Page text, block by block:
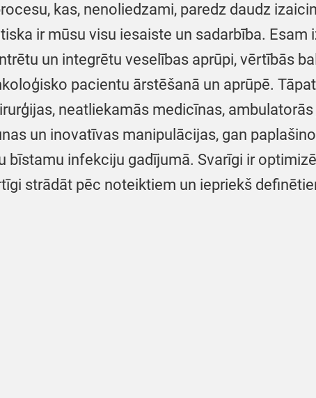
kas, nenoliedzami, paredz daudz
ir mūsu visu iesaiste un sadarbība. Esam
un integrētu veselības aprūpi, vērtībās
pacientu ārstēšanā un aprūpē.
neatliekamās medicīnas,
un inovatīvas manipulācijas, gan
bīstamu infekciju gadījumā. Svarīgi ir
strādāt pēc noteiktiem un iepriekš